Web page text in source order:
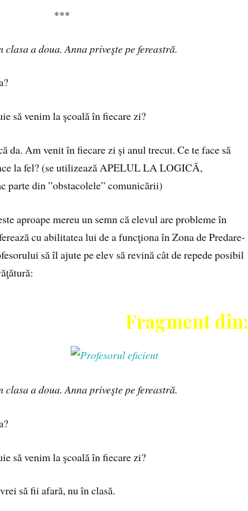
***
a doua. Anna priveşte pe fereastră.
să venim la şcoală în fiecare zi?
da. Am venit în fiecare zi şi anul trecut. Ce te face să
la fel? (se utilizează APELUL LA LOGICĂ,
din ”obstacolele” comunicării)
aproape mereu un semn că elevul are probleme în
cu abilitatea lui de a funcţiona în Zona de Predare-
să îl ajute pe elev să revină cât de repede posibil
Fragment din:
a doua. Anna priveşte pe fereastră.
să venim la şcoală în fiecare zi?
să fii afară, nu în clasă.